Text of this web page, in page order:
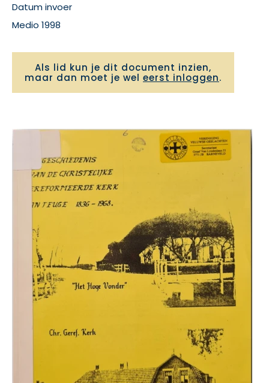
Datum invoer
Medio 1998
Als lid kun je dit document inzien,
maar dan moet je wel eerst inloggen.